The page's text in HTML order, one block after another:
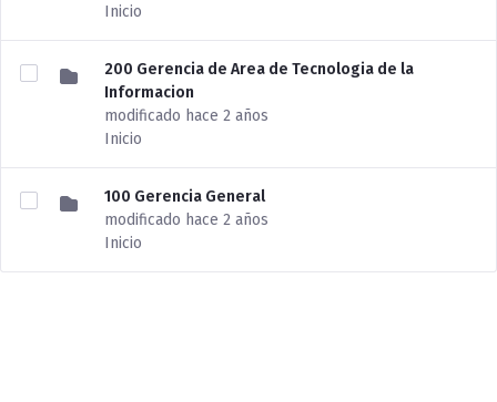
Inicio
200 Gerencia de Area de Tecnologia de la
Informacion
modificado hace 2 años
Inicio
100 Gerencia General
modificado hace 2 años
Inicio